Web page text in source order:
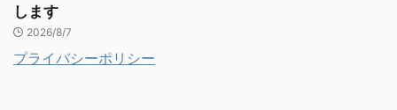
します
2026/8/7
プライバシーポリシー